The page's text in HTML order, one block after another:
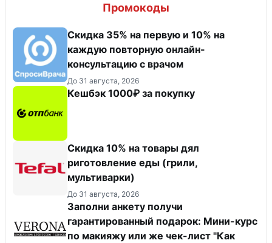
Промокоды
Скидка 35% на первую и 10% на
каждую повторную онлайн-
консультацию с врачом
До 31 августа, 2026
Кешбэк 1000₽ за покупку
Скидка 10% на товары дял
риготовление еды (грили,
мультиварки)
До 31 августа, 2026
Заполни анкету получи
гарантированный подарок: Мини-курс
по макияжу или же чек-лист "Как